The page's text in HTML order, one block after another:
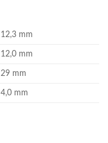
12,3 mm
12,0 mm
29 mm
4,0 mm